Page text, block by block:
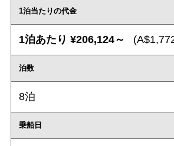
1泊当たりの代金
1泊あたり ¥206,124～
泊数
8泊
乗船日